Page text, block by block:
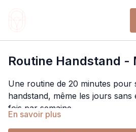
Routine Handstand -
Une routine de 20 minutes pour
handstand, même les jours sans
fois par semaine.
Mieux que de ne pas
En savoir plus